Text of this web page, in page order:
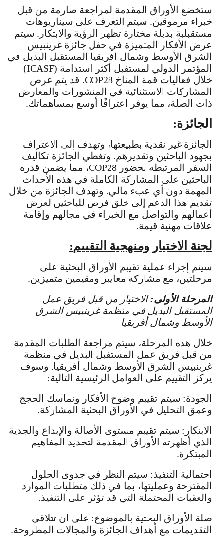
ستخضع الأوراق المقدمة لمراجعة صارمة من قبل
خبراء مرموقين. سيتم التعرف على سيناريوهات
مستقبلية بديلة مختارة تظهر الرؤية والابتكار. سيتم
عرض الأفكار المتميزة في حفل جائزة غرينبيس
الشرق الأوسط وشمال افريقيا المستقبل البديل في
المؤتمر الدولي لمستقبل أكثر استدامة (ICASF)
خلال فعاليات قمة المناخ COP28. قد يتم عرض
المشاركات الاستثنائية في المنشورات والمعارض
ذات الصلة، مما يوفر اعترافًا أوسع بمساهماتك.
الجائزة:
الجائزة غير نقدية بطبيعتها، وتهدف إلى الاعتراف
بجهود الباحثين وتقديرهم. وتغطي الجائزة تكاليف
السفر المرتبطة بحضور COP28، مما يضمن قدرة
الباحثين على المشاركة الكاملة في هذه الأحداث
المهمة دون أي عبء مالي. وتهدف الجائزة من خلال
تقديم هذا الدعم إلى خلق فرص للباحثين لعرض
أعمالهم والتواصل مع الخبراء في مجالهم وإقامة
علاقات مهنية قيمة.
لجنة الاختيار ومنهجية التقييم:
سيتم إجراء عملية تقييم الأوراق البحثية على
مرحلتين، مع مشاركة معايير ومقيمين متميزين.
المرحلة الأولى:الاختيار من قبل فريق عمل
المستقبل البديل في منظمة غرينبيس الشرق
الأوسط وشمال أفريقيا
خلال هذه المرحلة، سيتم مراجعة الطلبات المقدمة
من قبل فريق عمل المستقبل البديل في منظمة
غرينبيس الشرق الأوسط وشمال أفريقيا. وسوف
يركز التقييم على العوامل الرئيسية التالية:
الجودة: سيتم تقييم وضوح الأفكار وتماسك الحجج
وعمق التحليل في الأوراق البحثية المشاركة.
الابتكار: سيتم تقييم مستوى الأصالة والإبداع والجدية
الذي أظهرته الأوراق المقدمة لتحديد المفاهيم
المبتكرة.
احتمالية التنفيذ: سيتم النظر في جدوى الحلول
المقترحة وعمليتها، بما في ذلك متطلبات الموارد
والعقبات المحتملة التي قد تؤثر على التنفيذ.
صلة الأوراق البحثية بالموضوع: على ان تتلاقى
التقديمات مع أهداف الجائزة والمجالات المطروحة.